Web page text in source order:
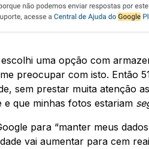
uma opção com
preocupar com isto. Então
sem prestar muita atenção
que minhas fotos estariam
para “manter meus
vai aumentar para cem